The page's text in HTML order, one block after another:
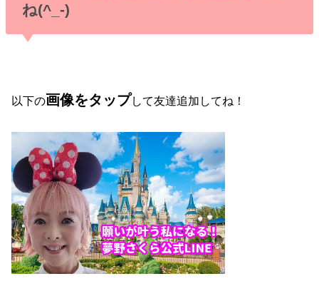
ね(^_-)
以下の画像をタップして友達追加してね！